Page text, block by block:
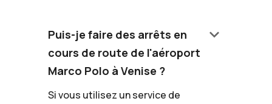
Puis-je faire des arrêts en
cours de route de l'aéroport
Marco Polo à Venise ?
keyboard_arrow_down
Si vous utilisez un service de